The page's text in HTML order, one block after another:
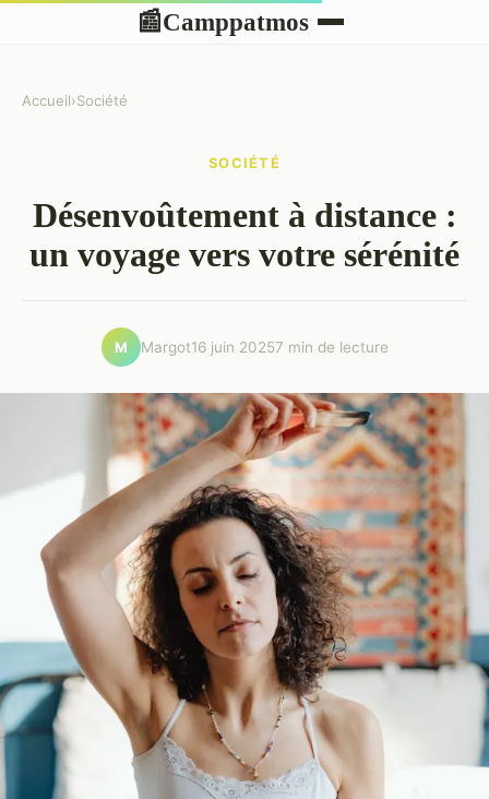
📰Camppatmos
Accueil›Société
SOCIÉTÉ
Désenvoûtement à distance :
un voyage vers votre sérénité
M Margot16 juin 20257 min de lecture